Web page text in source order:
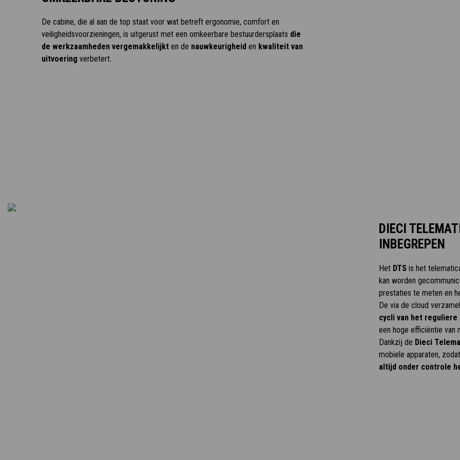
De cabine, die al aan de top staat voor wat betreft ergonomie, comfort en
veiligheidsvoorzieningen, is uitgerust met een omkeerbare bestuurdersplaats die
de werkzaamheden vergemakkelijkten de nauwkeurigheiden kwaliteit van
uitvoering verbetert.
DIECI
INBEGREPEN
Het DTS is het
kan worden
prestaties te meten en
De via de cloud
cycli van het
een hoge efficiëntie van
Dankzij de Dieci
mobiele apparaten,
altijd onder controle